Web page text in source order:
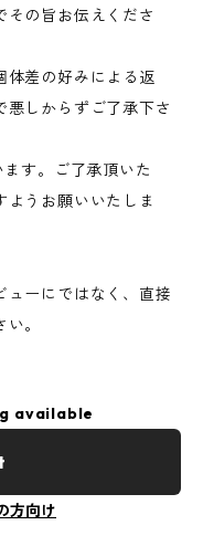
その旨お伝えくださ
体差の好みによる返
悪しからずご了承下さ
す。ご了承頂いた
うお願いいたしま
ューにではなく、直接
。
available
方向け